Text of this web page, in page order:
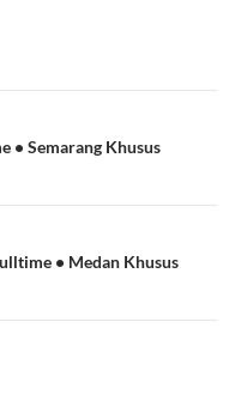
• Semarang Khusus
• Medan Khusus